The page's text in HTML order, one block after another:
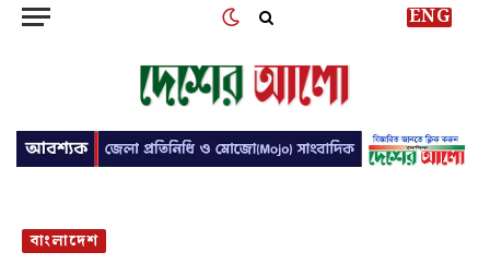
ENG
বাংলাদেশ